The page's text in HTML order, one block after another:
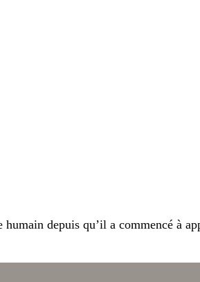
depuis qu’il a commencé à